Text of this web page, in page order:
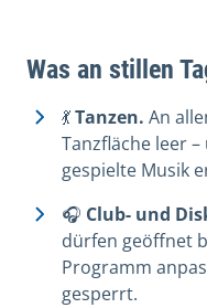
Was an stillen
💃Tanzen. An
Tanzfläche leer
gespielte Musik
🎧 Club- und
dürfen geöffnet
Programm
gesperrt.